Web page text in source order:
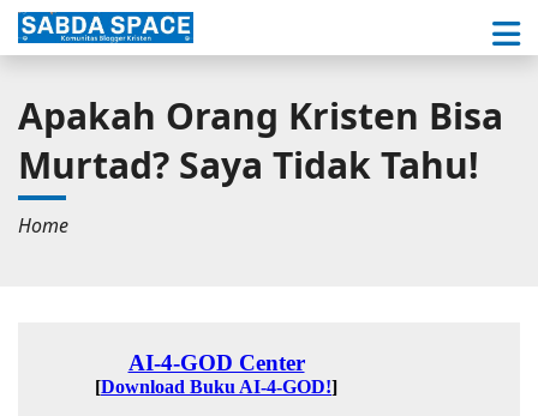
Apakah Orang Kristen Bisa
Murtad? Saya Tidak Tahu!
Home